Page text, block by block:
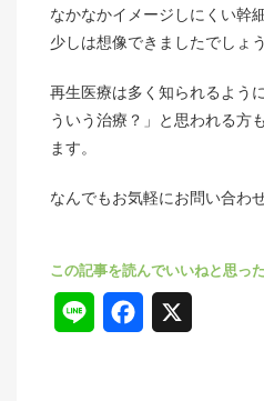
なかなかイメージしにくい幹
少しは想像できましたでしょ
再生医療は多く知られるよう
ういう治療？」と思われる方
ます。
なんでもお気軽にお問い合わ